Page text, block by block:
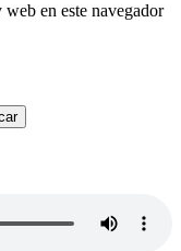
en este navegador